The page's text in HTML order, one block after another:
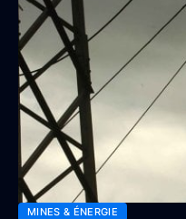
MINES & ÉNERGIE